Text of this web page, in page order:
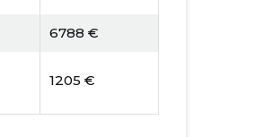
6788 €
1205 €